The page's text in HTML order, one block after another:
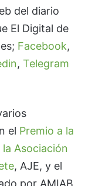
del diario
El Digital de
Facebook,
, Telegram
el Premio a la
Asociación
, AJE, y el
por AMIAB.